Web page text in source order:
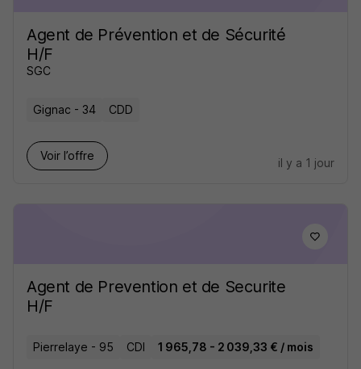
Agent de Prévention et de Sécurité
H/F
SGC
Gignac - 34 CDD
Voir l’offre
il y a 1 jour
Agent de Prevention et de Securite
H/F
Pierrelaye - 95 CDI 1 965,78 - 2 039,33 € / mois